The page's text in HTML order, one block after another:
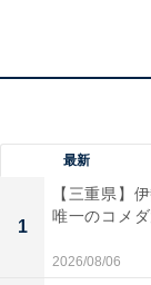
こうかもしれ
れていく恐れ
ている時は忘
ラッキーポ
最新
1
【三重県】
唯一のコメ
2026/08/06